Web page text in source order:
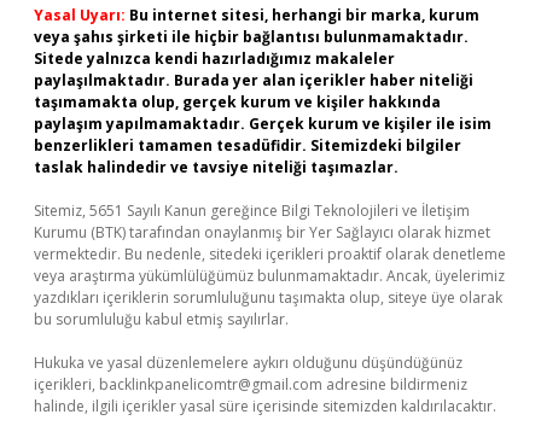
Yasal Uyarı: Bu internet sitesi, herhangi bir marka, kurum
veya şahıs şirketi ile hiçbir bağlantısı bulunmamaktadır.
Sitede yalnızca kendi hazırladığımız makaleler
paylaşılmaktadır. Burada yer alan içerikler haber niteliği
taşımamakta olup, gerçek kurum ve kişiler hakkında
paylaşım yapılmamaktadır. Gerçek kurum ve kişiler ile isim
benzerlikleri tamamen tesadüfidir. Sitemizdeki bilgiler
taslak halindedir ve tavsiye niteliği taşımazlar.
Sitemiz, 5651 Sayılı Kanun gereğince Bilgi Teknolojileri ve İletişim
Kurumu (BTK) tarafından onaylanmış bir Yer Sağlayıcı olarak hizmet
vermektedir. Bu nedenle, sitedeki içerikleri proaktif olarak denetleme
veya araştırma yükümlülüğümüz bulunmamaktadır. Ancak, üyelerimiz
yazdıkları içeriklerin sorumluluğunu taşımakta olup, siteye üye olarak
bu sorumluluğu kabul etmiş sayılırlar.
Hukuka ve yasal düzenlemelere aykırı olduğunu düşündüğünüz
içerikleri, backlinkpanelicomtr@gmail.com adresine bildirmeniz
halinde, ilgili içerikler yasal süre içerisinde sitemizden kaldırılacaktır.